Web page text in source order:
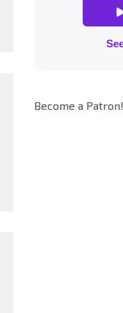
Become a Patron!